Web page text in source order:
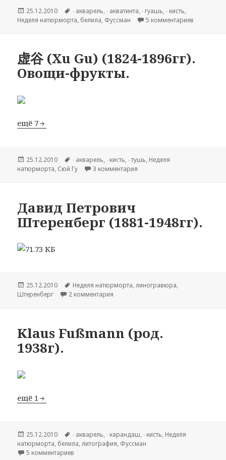
Опубликовано
25.12.2010 Метки
∙ акварель, ∙ акватинта, ∙ гуашь, ∙ кисть,
Hеделя натюрморта, белила, Фуссман 5 комментариев
虚谷 (Xu Gu) (1824-1896гг).
Овощи-фрукты.
ещё 7
Опубликовано
25.12.2010 Метки
∙ акварель, ∙ кисть, ∙ тушь, Hеделя
натюрморта, Сюй Гу 3 комментария
Давид Петрович
Штеренберг (1881-1948гг).
Опубликовано
25.12.2010 Метки
Hеделя натюрморта,линогравюра,
Штеренберг
2 комментария
Klaus Fußmann (род.
1938г).
ещё 1
Опубликовано
25.12.2010 Метки
∙ акварель, ∙ карандаш, ∙ кисть, Hеделя
натюрморта, белила,литография, Фуссман
5 комментариев